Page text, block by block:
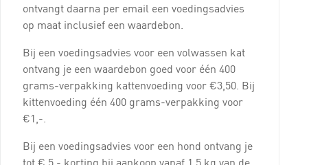
ontvangt daarna per email een voedingsadvies
op maat inclusief een waardebon.
Bij een voedingsadvies voor een volwassen kat
ontvang je een waardebon goed voor één 400
grams-verpakking kattenvoeding voor €3,50. Bij
kittenvoeding één 400 grams-verpakking voor
€1,-.
Bij een voedingsadvies voor een hond ontvang je